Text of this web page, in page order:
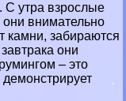
С утра взрослые
внимательно
камни, забираются
они
– это